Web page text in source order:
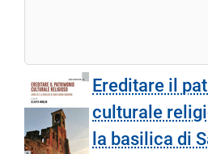
Ereditare il
culturale
la basilica di